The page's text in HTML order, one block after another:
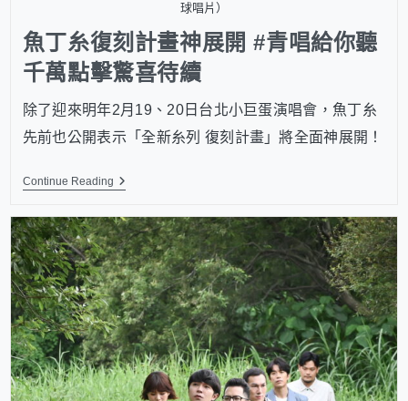
球唱片）
魚丁糸復刻計畫神展開 #青唱給你聽
千萬點擊驚喜待續
除了迎來明年2月19、20日台北小巨蛋演唱會，魚丁糸
先前也公開表示「全新糸列 復刻計畫」將全面神展開！
Continue Reading